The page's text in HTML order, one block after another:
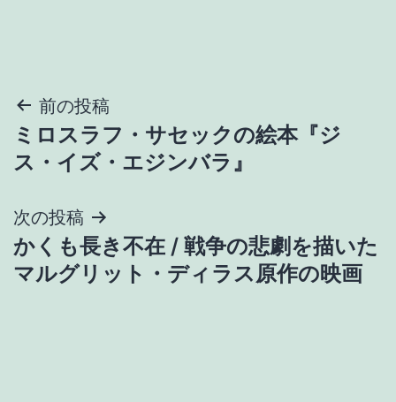
投
稿
ビ
ゲ
前の投稿
ミロスラフ・サセックの絵本『ジ
ス・イズ・エジンバラ』
次の投稿
かくも長き不在 / 戦争の悲劇を描いた
マルグリット・ディラス原作の映画